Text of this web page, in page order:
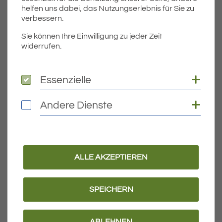
Teile Veranstaltung:
Naturforscher – Mädesüß und Feenzauber
VERANSTALTUNGEN
helfen uns dabei, das Nutzungserlebnis für Sie zu
verbessern.
Sie können Ihre Einwilligung zu jeder Zeit
widerrufen.
Essenzielle
Essenzielle
Andere Dienste
Andere Dienste
ALLE AKZEPTIEREN
SPEICHERN